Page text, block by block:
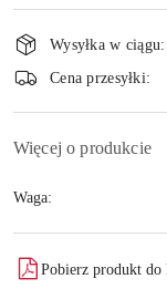
i
dostawaWysyłka w ciągu:
Cena przesyłki:
Więcej o produkcie
Waga:
Pobierz produkt do